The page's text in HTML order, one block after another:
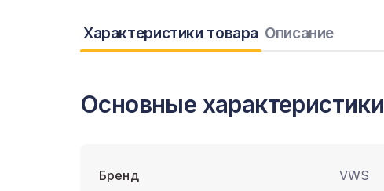
Характеристики товара Описание
Основные характеристики
Бренд VWS